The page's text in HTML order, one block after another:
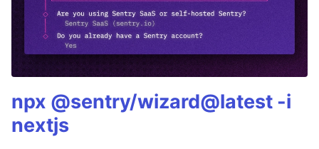
npx @sentry/wizard@latest -i
nextjs